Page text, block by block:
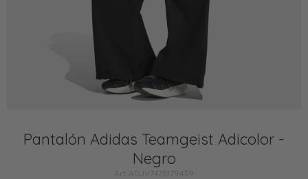
Pantalón Adidas Teamgeist Adicolor -
Negro
ADJV7478179439